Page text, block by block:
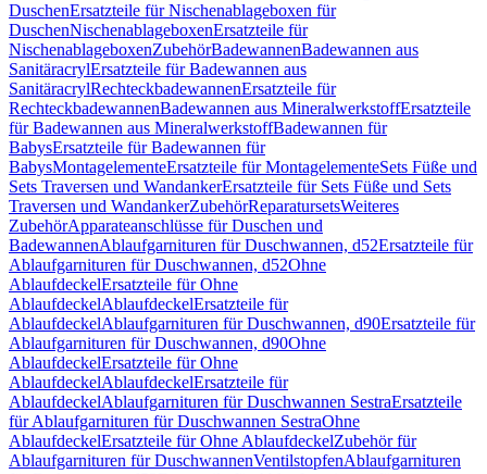
DuschenErsatzteile für Nischenablageboxen für
DuschenNischenablageboxenErsatzteile für
NischenablageboxenZubehörBadewannenBadewannen aus
SanitäracrylErsatzteile für Badewannen aus
SanitäracrylRechteckbadewannenErsatzteile für
RechteckbadewannenBadewannen aus MineralwerkstoffErsatzteile
für Badewannen aus MineralwerkstoffBadewannen für
BabysErsatzteile für Badewannen für
BabysMontagelementeErsatzteile für MontagelementeSets Füße und
Sets Traversen und WandankerErsatzteile für Sets Füße und Sets
Traversen und WandankerZubehörReparatursetsWeiteres
ZubehörApparateanschlüsse für Duschen und
BadewannenAblaufgarnituren für Duschwannen, d52Ersatzteile für
Ablaufgarnituren für Duschwannen, d52Ohne
AblaufdeckelErsatzteile für Ohne
AblaufdeckelAblaufdeckelErsatzteile für
AblaufdeckelAblaufgarnituren für Duschwannen, d90Ersatzteile für
Ablaufgarnituren für Duschwannen, d90Ohne
AblaufdeckelErsatzteile für Ohne
AblaufdeckelAblaufdeckelErsatzteile für
AblaufdeckelAblaufgarnituren für Duschwannen SestraErsatzteile
für Ablaufgarnituren für Duschwannen SestraOhne
AblaufdeckelErsatzteile für Ohne AblaufdeckelZubehör für
Ablaufgarnituren für DuschwannenVentilstopfenAblaufgarnituren